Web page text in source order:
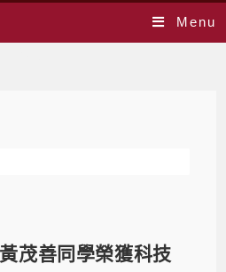
Menu
茂善同學榮獲科技